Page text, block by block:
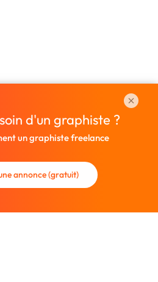
d'un graphiste ?
un graphiste freelance
annonce (gratuit)